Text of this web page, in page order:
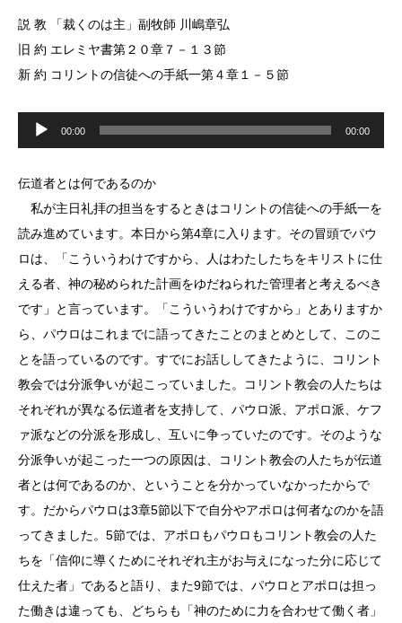
説 教 「裁くのは主」副牧師 川嶋章弘
旧 約 エレミヤ書第２０章７－１３節
新 約 コリントの信徒への手紙一第４章１－５節
ヤ
ー
00:00 00:00
伝道者とは何であるのか
私が主日礼拝の担当をするときはコリントの信徒への手紙一を
読み進めています。本日から第4章に入ります。その冒頭でパウ
ロは、「こういうわけですから、人はわたしたちをキリストに仕
える者、神の秘められた計画をゆだねられた管理者と考えるべき
です」と言っています。「こういうわけですから」とありますか
ら、パウロはこれまでに語ってきたことのまとめとして、このこ
とを語っているのです。すでにお話ししてきたように、コリント
教会では分派争いが起こっていました。コリント教会の人たちは
それぞれが異なる伝道者を支持して、パウロ派、アポロ派、ケフ
ァ派などの分派を形成し、互いに争っていたのです。そのような
分派争いが起こった一つの原因は、コリント教会の人たちが伝道
者とは何であるのか、ということを分かっていなかったからで
す。だからパウロは3章5節以下で自分やアポロは何者なのかを語
ってきました。5節では、アポロもパウロもコリント教会の人た
ちを「信仰に導くためにそれぞれ主がお与えになった分に応じて
仕えた者」であると語り、また9節では、パウロとアポロは担っ
た働きは違っても、どちらも「神のために力を合わせて働く者」